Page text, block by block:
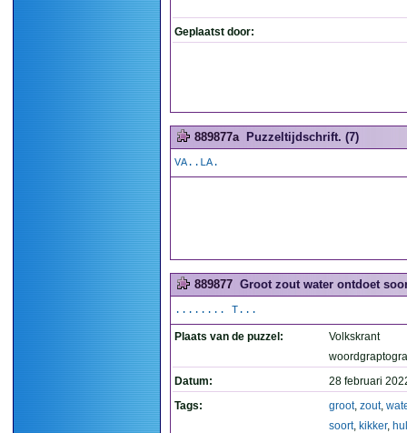
Geplaatst door:
889877a Puzzeltijdschrift. (7)
VA..LA.
889877 Groot zout water ontdoet
........ T...
Plaats van de puzzel:
Volkskrant
Datum:
28 februari
Tags:
groot, zout,
soort, kikker,